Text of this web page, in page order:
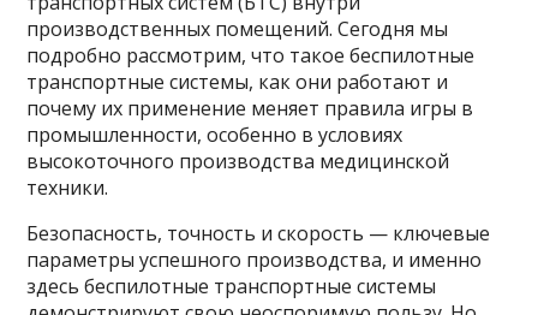
производственных помещений. Сегодня мы
подробно рассмотрим, что такое беспилотные
транспортные системы, как они работают и
почему их применение меняет правила игры в
промышленности, особенно в условиях
высокоточного производства медицинской
техники.
Безопасность, точность и скорость — ключевые
параметры успешного производства, и именно
здесь беспилотные транспортные системы